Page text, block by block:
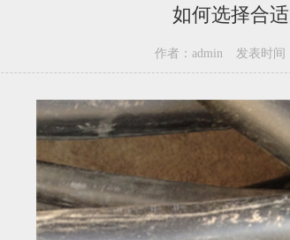
如何选择合
作者：admin 发表时间